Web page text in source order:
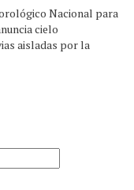
Nacional para
cielo
aisladas por la